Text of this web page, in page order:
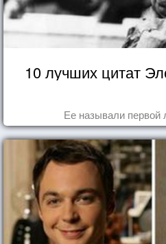
10 лучших цитат
Ее называли первой